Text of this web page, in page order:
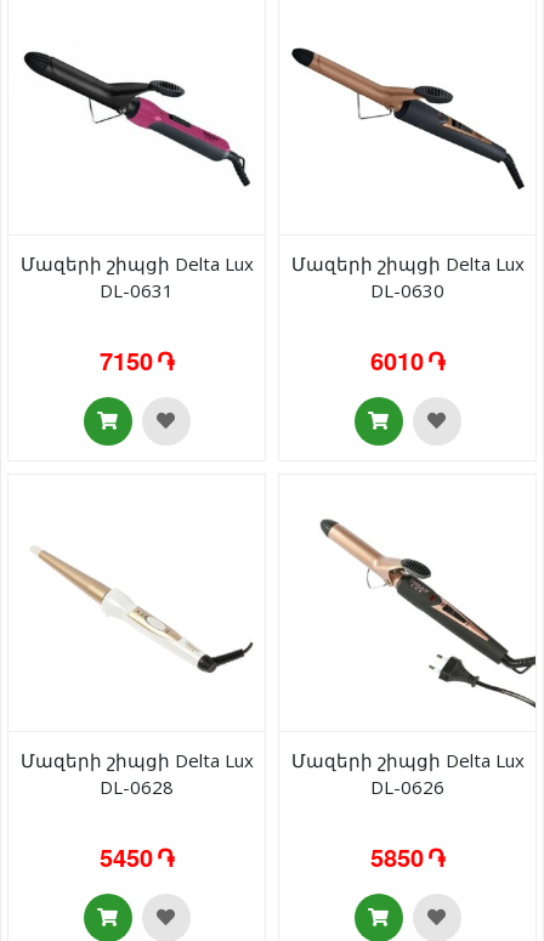
Մազերի շիպցի Delta Lux
DL-0631
7150 ֏
Մազերի շիպցի Delta Lux
DL-0630
6010 ֏
Մազերի շիպցի Delta Lux
DL-0628
5450 ֏
Մազերի շիպցի Delta Lux
DL-0626
5850 ֏